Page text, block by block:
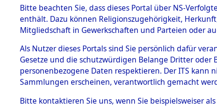
BESTÄNDE
1.
mente
5. Verschiedenes
5.3
Todesmärsche
5.3.1 Alliierte
Erhebungen
der UN-
Bitte beachten Sie, dass dieses Portal über NS-
enthält. Dazu können Religionszugehörigkeit,
Mitgliedschaft in Gewerkschaften und Parteien oder
Als Nutzer dieses Portals sind Sie persönlich dafür
Gesetze und die schutzwürdigen Belange Dritter
personenbezogene Daten respektieren. Der ITS
Sammlungen erscheinen, verantwortlich gemacht
Bitte kontaktieren Sie uns, wenn Sie beispielsweiser